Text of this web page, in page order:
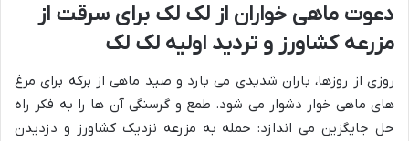
دعوت ماهی خواران از لک لک برای سرقت از
مزرعه کشاورز و تردید اولیه لک لک
روزی از روزها، باران شدیدی می بارد و صید ماهی از برکه برای مرغ
های ماهی خوار دشوار می شود. طمع و گرسنگی آن ها را به فکر راه
حل جایگزین می اندازد: حمله به مزرعه نزدیک کشاورز و دزدیدن